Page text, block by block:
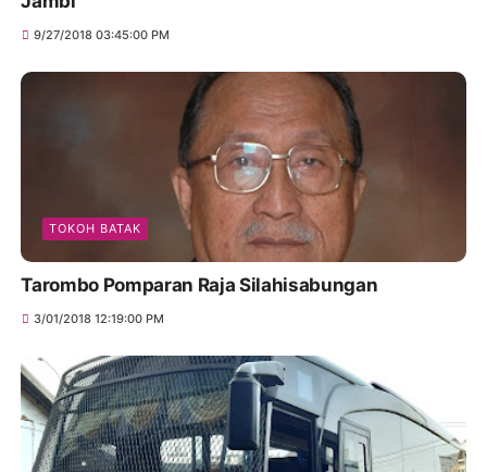
9/27/2018 03:45:00 PM
TOKOH BATAK
Tarombo Pomparan Raja Silahisabungan
3/01/2018 12:19:00 PM